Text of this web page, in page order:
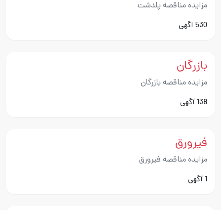
مزایده مناقصه پلدشت
530 آگهی
بازرگان
مزایده مناقصه بازرگان
138 آگهی
فیرورق
مزایده مناقصه فیرورق
1 آگهی